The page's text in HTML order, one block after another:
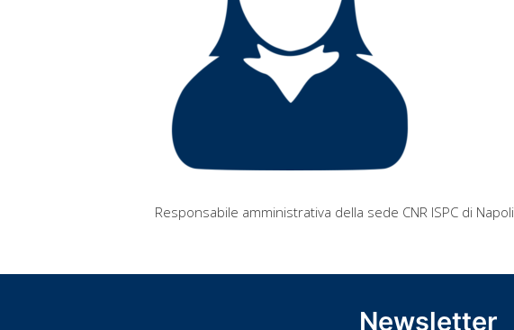
Responsabile amministrativa della sede CNR ISPC di Napoli
Newsletter